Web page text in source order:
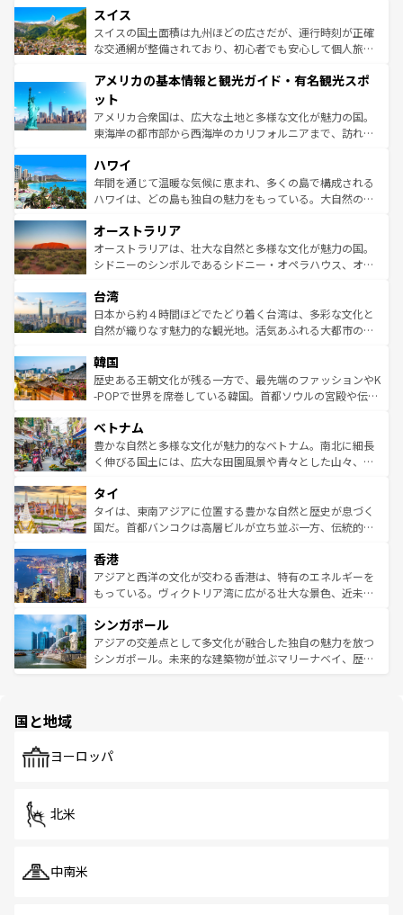
れる地方に足を運ぶとそれぞれで全く異なる文化を体験で
きるだろう。 なお、新着のフランス情報はコンテンツ一覧
を参照してほしい。
は、お酒好きな人にはぜひ体験してほしい。 なお、新着の
ドイツ情報はコンテンツ一覧を参照してほしい。
リアごとに異なる魅力がある。また、優雅なアフタヌーン
ティー、ビール好きにはたまらない英国パブ、サッカー観
戦など、本場だからこそできる体験も豊富。イギリスを旅
ンツ一覧を参照してほしい。
スイス
スイスの国土面積は九州ほどの広さだが、運行時刻が正確
な交通網が整備されており、初心者でも安心して個人旅行
の建物がそのまま残る町や、スイスならではのユニークな
博物館もあり、アルプス観光だけでなく町歩きも満喫する
ことができる。国民の所得が高いため物価も高いが、旅行
者向けの交通パス提供のサービスもあり、うまく活用すれ
着のスイス情報は
アメリカの基本情報と観光ガイド・有名観光スポ
ット
アメリカ合衆国は、広大な土地と多様な文化が魅力の国。
東海岸の都市部から西海岸のカリフォルニアまで、訪れる
のような巨大都市は、観光、ショッピング、エンターテイ
ンメントが詰まった刺激的なスポットだ。一方、アメリカ
西部には大自然が広がり、グランドキャニオンやイエロー
部のニューオーリンズでは、音楽と美食が融合した独特の
文化が魅力。旅行者はアメリカの各地域で異なる魅力を楽
しみながら、その多様性と豊かな歴史を感じることができ
ならではの贅沢な旅のスタイルだ。 なお、新着のアメリカ
情報はコンテンツ一覧を参照してほしい。
ハワイ
年間を通じて温暖な気候に恵まれ、多くの島で構成される
ハワイは、どの島も独自の魅力をもっている。大自然の神
ワイ島は見逃せない。また、定番の観光地といえばオアフ
島だが、静かな自然を求めるならマウイ島やカウアイ島が
おすすめ。エメラルドグリーンに輝く海をはじめ、豊かな
れるおもてなしの心で訪れる人々を迎えてくれるハワイの
人々、おいしいローカルフードやハワイアンミュージッ
ク、伝統的なフラダンスなど、すべてがハワイの魅力を彩
ワイを、存分に味わってほしい。 なお、新着のハワイ情報
はコンテンツ一覧を参照してほしい。
オーストラリア
オーストラリアは、壮大な自然と多様な文化が魅力の国。
シドニーのシンボルであるシドニー・オペラハウス、オー
リアリーフや大陸中央部にそびえるウルル（エアーズロッ
ク）、タスマニアの美しい原生林やケアンズの熱帯雨林な
ど、見どころがたくさん。また、カフェやワイン、オージ
いる。アクティビティも充実しており、サーフィンやダイ
ビング、ハイキングなど、アウトドア好きにはたまらな
い。オーストラリアの多彩な魅力を存分に味わいつくそ
参照してほしい。
台湾
日本から約４時間ほどでたどり着く台湾は、多彩な文化と
自然が織りなす魅力的な観光地。活気あふれる大都市の台
ン）、静ひつな山岳地帯である台湾東部など、都市の喧騒
と山間の静けさが共存しており、訪れる人に新しい発見と
驚きをもたらしてくれる。また、奥深い台湾の食文化も魅
容にもいいと評判のスイーツなど、バラエティ豊かな料理
が味わえる。 なお、新着の台湾情報は コンテンツ一覧を参
照してほしい。
韓国
歴史ある王朝文化が残る一方で、最先端のファッションやK
-POPで世界を席巻している韓国。首都ソウルの宮殿や伝統
き、地方に足を延ばせば四季折々の自然美を楽しむことが
できる。そして、キムチや焼肉、絶品のストリートフード
まで、さまざまな韓国料理が待っている。夜には、韓国な
リティに包まれながら、韓国の多彩な魅力を心ゆくまで味
わってみてほしい。 なお、新着の韓国情報はコンテンツ一
覧を参照してほしい。
ベトナム
豊かな自然と多様な文化が魅力的なベトナム。南北に細長
く伸びる国土には、広大な田園風景や青々とした山々、世
急速な発展と共に伝統が息づく。ハノイの古い町並みやホ
ーチミン市のフランス統治時代の建物も、独特の雰囲気を
醸し出している。また、バラエティの豊かさとおいしさで
とつ。フォーやバインミー、ベトナムコーヒーなどは、ぜ
ひ現地で味わいたい。どの地域を訪れてもあたたかい人々
が旅行者を迎えてくれるので、きっと忘れられない旅にな
参照してほしい。
タイ
タイは、東南アジアに位置する豊かな自然と歴史が息づく
国だ。首都バンコクは高層ビルが立ち並ぶ一方、伝統的な
の活気が交差している。北部ではチェンマイなどの山岳地
帯で自然と触れ合い、南部ではプーケットやクラビの美し
いビーチでリゾート気分を楽しむことができる。タイ料理
激する。気候は一年中温暖で、どの季節にも異なる楽しみ
が待っている。親しみやすいタイの人々、仏教を中心とし
た文化、そして多様な観光資源が、訪れる旅人を魅了し続
香港
アジアと西洋の文化が交わる香港は、特有のエネルギーを
もっている。ヴィクトリア湾に広がる壮大な景色、近未来
み、どこを訪れても感動するはず。観光スポットが密集し
ており、効率よく見どころを回れるのも魅力。息をのむよ
うな絶景から文化的な体験まで、香港を存分に楽しみ尽く
シンガポール
アジアの交差点として多文化が融合した独自の魅力を放つ
シンガポール。未来的な建築物が並ぶマリーナベイ、歴史
で、ホーカーズは地元の風情を楽しめる外せないスポット
国と地域
ヨーロッパ
北米
中南米